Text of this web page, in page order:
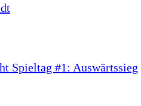
Spieltag #1: Auswärtssieg